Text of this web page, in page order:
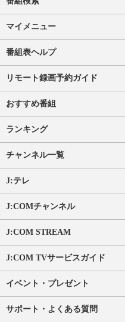
マイメニュー
番組表ヘルプ
リモート録画予約ガイド
おすすめ番組
ランキング
チャンネル一覧
J:テレ
J:COMチャンネル
J:COM STREAM
J:COM TVサービスガイド
イベント・プレゼント
サポート・よくある質問